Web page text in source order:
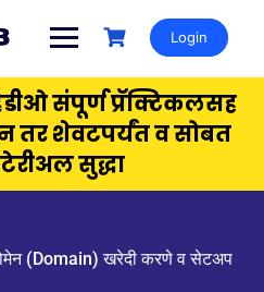
Login
संपूर्ण प्रॅक्टिकलसह
तर शेवटपर्यंत व सोबत
सुद्धा
(Domain) खरेदी करणे व सेटअप